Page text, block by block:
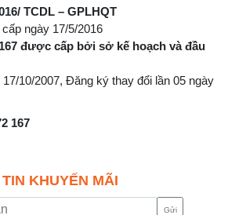
TCDL – GPLHQT
ngày 17/5/2016
được cấp bởi sở kế hoạch và đầu
10/2007, Đăng ký thay đổi lần 05 ngày
167
KHUYẾN MÃI
Gửi